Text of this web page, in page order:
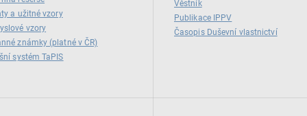
a užitné vzory
vzory
známky (platné v ČR)
systém TaPIS
Věstník
Publikace IPPV
Časopis Duševní vlastnictví